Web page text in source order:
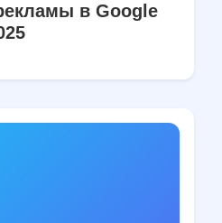
в Google